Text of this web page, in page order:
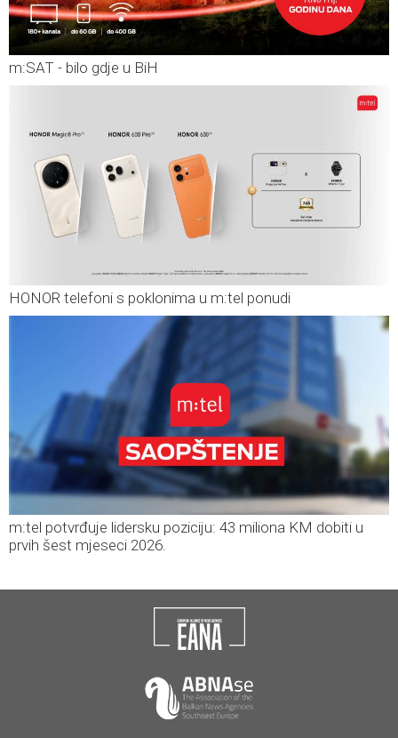
m:SAT - bilo gdje u BiH
HONOR telefoni s poklonima u m:tel ponudi
m:tel potvrđuje lidersku poziciju: 43 miliona KM dobiti u
prvih šest mjeseci 2026.